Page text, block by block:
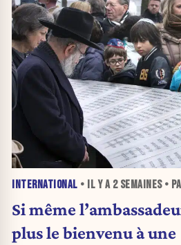
INTERNATIONAL • IL Y A 2 SEMAINES•
Si même
plus le bienvenu à une